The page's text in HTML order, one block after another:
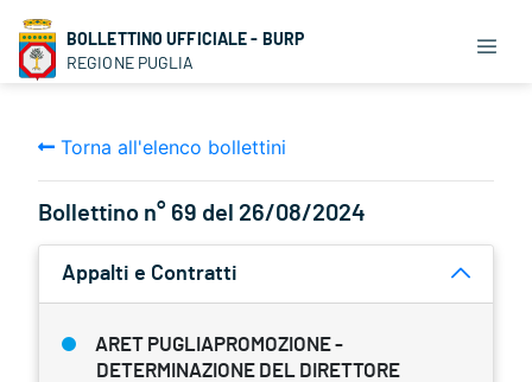
BOLLETTINO UFFICIALE - BURP
REGIONE PUGLIA
Torna all'elenco bollettini
Bollettino n° 69 del 26/08/2024
Appalti e Contratti
ARET PUGLIAPROMOZIONE -
DETERMINAZIONE DEL DIRETTORE